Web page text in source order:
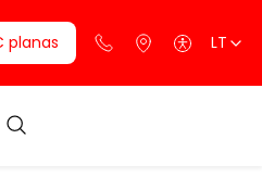
planas LT